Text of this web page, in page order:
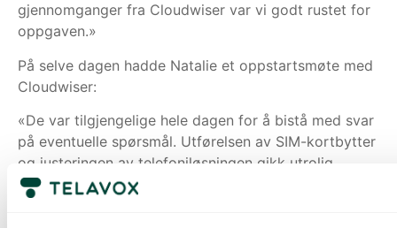
gjennomganger fra Cloudwiser var vi godt rustet for
oppgaven.»
På selve dagen hadde Natalie et oppstartsmøte med
Cloudwiser:
«De var tilgjengelige hele dagen for å bistå med svar
på eventuelle spørsmål. Utførelsen av SIM-kortbytter
og justeringen av telefoniløsningen gikk utrolig
smidig og uten større problemer.»